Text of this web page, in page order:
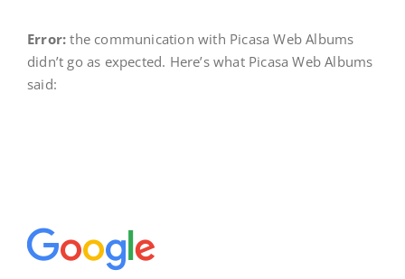
Error: the communication with Picasa Web Albums
didn’t go as expected. Here’s what Picasa Web Albums
said: